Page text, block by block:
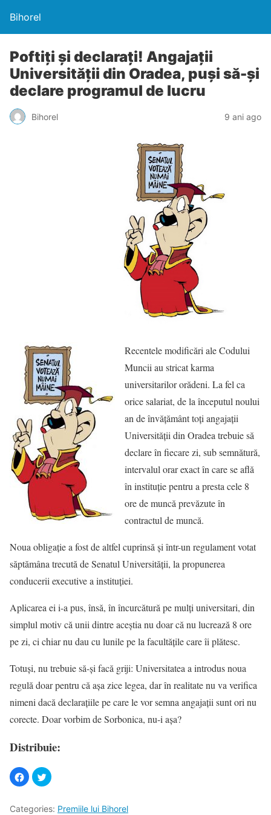
Bihorel
Poftiţi şi declaraţi! Angajații
Universității din Oradea, puși să-și
declare programul de lucru
Bihorel 9 ani ago
Recentele modificări ale Codului
Muncii au stricat karma
universitarilor orădeni. La fel ca
orice salariat, de la începutul noului
an de învăţământ toţi angajaţii
Universităţii din Oradea trebuie să
declare în fiecare zi, sub semnătură,
intervalul orar exact în care se află
în instituţie pentru a presta cele 8
ore de muncă prevăzute în
contractul de muncă.
Noua obligaţie a fost de altfel cuprinsă şi într-un regulament votat
săptămâna trecută de Senatul Universităţii, la propunerea
conducerii executive a instituţiei.
Aplicarea ei i-a pus, însă, în încurcătură pe mulţi universitari, din
simplul motiv că unii dintre aceştia nu doar că nu lucrează 8 ore
pe zi, ci chiar nu dau cu lunile pe la facultăţile care îi plătesc.
Totuşi, nu trebuie să-şi facă griji: Universitatea a introdus noua
regulă doar pentru că aşa zice legea, dar în realitate nu va verifica
nimeni dacă declaraţiile pe care le vor semna angajaţii sunt ori nu
corecte. Doar vorbim de Sorbonica, nu-i aşa?
Distribuie:
Categories: Premiile lui Bihorel